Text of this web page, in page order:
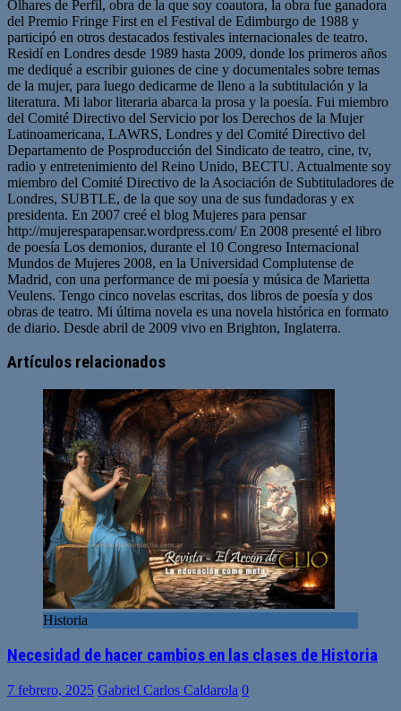
Olhares de Perfil, obra de la que soy coautora, la obra fue ganadora
del Premio Fringe First en el Festival de Edimburgo de 1988 y
participó en otros destacados festivales internacionales de teatro.
Residí en Londres desde 1989 hasta 2009, donde los primeros años
me dediqué a escribir guiones de cine y documentales sobre temas
de la mujer, para luego dedicarme de lleno a la subtitulación y la
literatura. Mi labor literaria abarca la prosa y la poesía. Fui miembro
del Comité Directivo del Servicio por los Derechos de la Mujer
Latinoamericana, LAWRS, Londres y del Comité Directivo del
Departamento de Posproducción del Sindicato de teatro, cine, tv,
radio y entretenimiento del Reino Unido, BECTU. Actualmente soy
miembro del Comité Directivo de la Asociación de Subtituladores de
Londres, SUBTLE, de la que soy una de sus fundadoras y ex
presidenta. En 2007 creé el blog Mujeres para pensar
http://mujeresparapensar.wordpress.com/ En 2008 presenté el libro
de poesía Los demonios, durante el 10 Congreso Internacional
Mundos de Mujeres 2008, en la Universidad Complutense de
Madrid, con una performance de mi poesía y música de Marietta
Veulens. Tengo cinco novelas escritas, dos libros de poesía y dos
obras de teatro. Mi última novela es una novela histórica en formato
de diario. Desde abril de 2009 vivo en Brighton, Inglaterra.
Artículos relacionados
Historia
Necesidad de hacer cambios en las clases de Historia
7 febrero, 2025 Gabriel Carlos Caldarola 0